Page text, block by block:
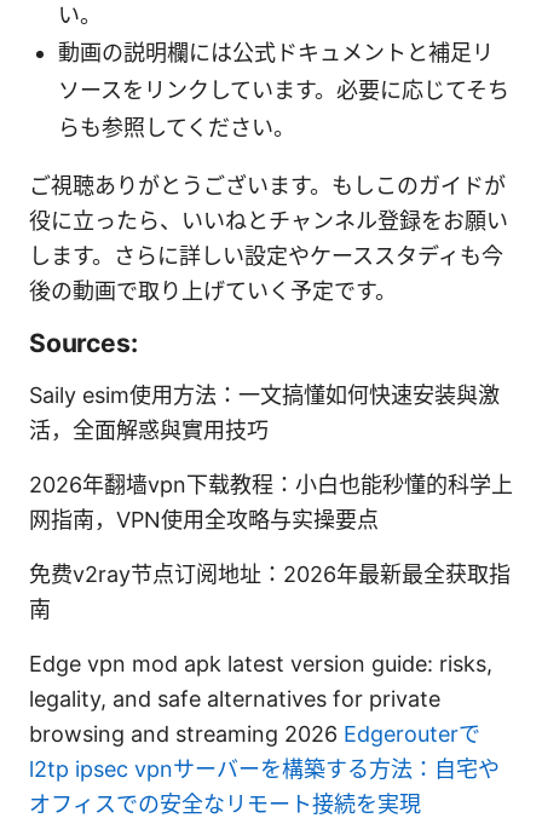
い。
動画の説明欄には公式ドキュメントと補足リ
ソースをリンクしています。必要に応じてそち
らも参照してください。
ご視聴ありがとうございます。もしこのガイドが
役に立ったら、いいねとチャンネル登録をお願い
します。さらに詳しい設定やケーススタディも今
後の動画で取り上げていく予定です。
Sources:
Saily esim使用方法：一文搞懂如何快速安装與激
活，全面解惑與實用技巧
2026年翻墙vpn下载教程：小白也能秒懂的科学上
网指南，VPN使用全攻略与实操要点
免费v2ray节点订阅地址：2026年最新最全获取指
南
Edge vpn mod apk latest version guide: risks,
legality, and safe alternatives for private
browsing and streaming 2026 Edgerouterで
l2tp ipsec vpnサーバーを構築する方法：自宅や
オフィスでの安全なリモート接続を実現